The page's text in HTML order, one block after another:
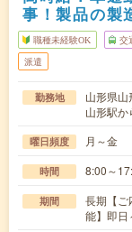
事！製品の製
職種未経験OK 交
派遣
勤務地
山形県山
山形駅か
曜日頻度 月～金
時間 8:00～
期間
長期【ご
能】即日